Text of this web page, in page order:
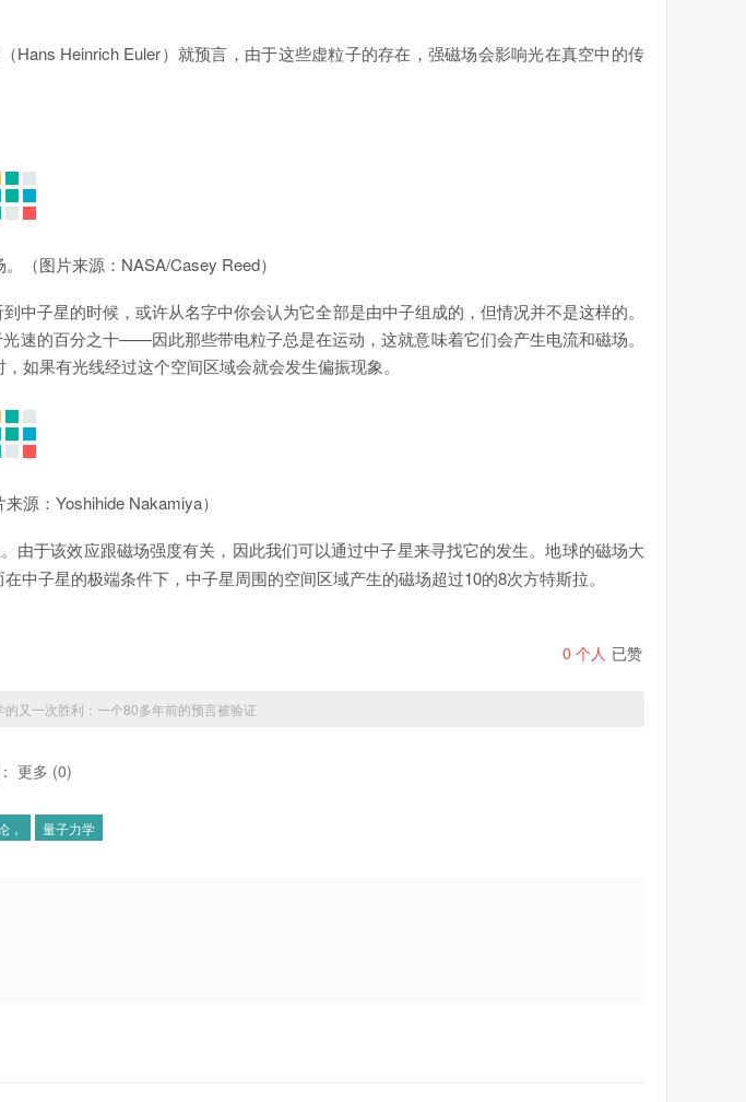
Hans Heinrich Euler）就预言，由于这些虚粒子的存在，强磁场会影响光在真空中的传
（图片来源：NASA/Casey Reed）
子星的时候，或许从名字中你会认为它全部是由中子组成的，但情况并不是这样的。
的百分之十——因此那些带电粒子总是在运动，这就意味着它们会产生电流和磁场。
如果有光线经过这个空间区域会就会发生偏振现象。
源：Yoshihide Nakamiya）
由于该效应跟磁场强度有关，因此我们可以通过中子星来寻找它的发生。地球的磁场大
子星的极端条件下，中子星周围的空间区域产生的磁场超过10的8次方特斯拉。
片来源：ESO/L. Calçada.）
和探测器之前就必须经过强大的磁场。由于空间会呈现出真空双折射的效应，光线穿过
片来源：ESO）
大望远镜瞄准了它，并首次在它的周围观测到了光的偏振现象。数据得出的结果是一个
0 个人 已赞
的又一次胜利：一个80多年前的预言被验证
更多 (0)
， 量子力学